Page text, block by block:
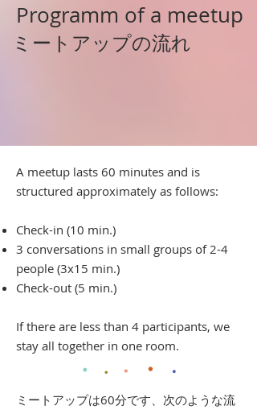
Programm of a meetup
ミートアップの流れ
A meetup lasts 60 minutes and is
structured approximately as follows:
Check-in (10 min.)
3 conversations in small groups of 2-4
people (3x15 min.)
Check-out (5 min.)
If there are less than 4 participants, we
stay all together in one room.
・ ・ ・ ・ ・
​​ミートアップは60分です、次のような流